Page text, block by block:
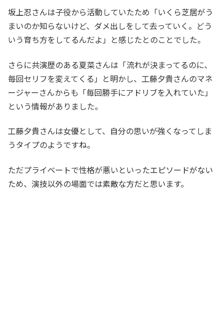
坂上忍さんは子役から活動していたため「いくら芝居がう
まいのか知らないけど、ダメ出しをして去っていく。どう
いう育ち方をしてるんだよ」と感じたとのことでした。
さらに共演歴のある夏菜さんは「流れが決まってるのに、
毎回セリフを変えてくる」と明かし、工藤夕貴さんのマネ
ージャーさんからも「毎回勝手にアドリブを入れていた」
という情報がありました。
工藤夕貴さんは女優として、自分の思いが強くなってしま
うタイプのようですね。
ただプライベートで性格が悪いといったエピソードがない
ため、演技以外の場面では素敵な方だと思います。